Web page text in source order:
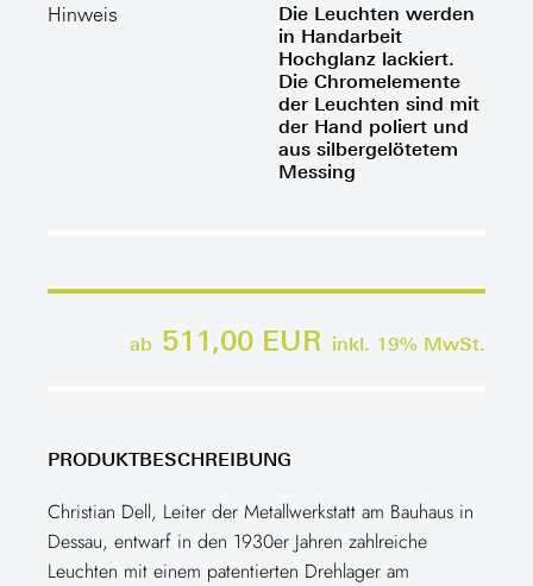
Hinweis
Die Leuchten werden
in Handarbeit
Hochglanz lackiert.
Die Chromelemente
der Leuchten sind mit
der Hand poliert und
aus silbergelötetem
Messing
ab 511,00 EUR inkl. 19% MwSt.
PRODUKTBESCHREIBUNG
Christian Dell, Leiter der Metallwerkstatt am Bauhaus in
Dessau, entwarf in den 1930er Jahren zahlreiche
Leuchten mit einem patentierten Drehlager am